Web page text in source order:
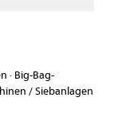
· Big-Bag-
/ Siebanlagen